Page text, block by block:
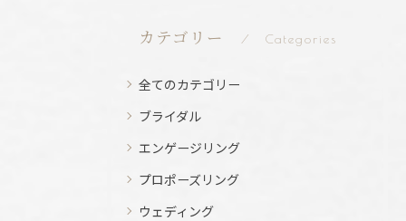
カテゴリー Categories
全てのカテゴリー
ブライダル
エンゲージリング
プロポーズリング
ウェディング